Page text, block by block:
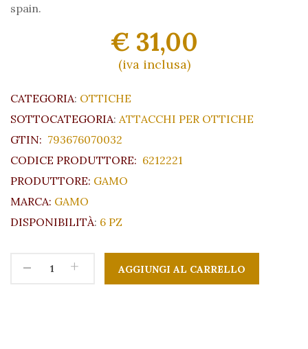
spain.
€ 31,00
(iva inclusa)
CATEGORIA: OTTICHE
SOTTOCATEGORIA: ATTACCHI PER OTTICHE
GTIN: 793676070032
CODICE PRODUTTORE: 6212221
PRODUTTORE: GAMO
MARCA: GAMO
DISPONIBILITÀ: 6 PZ
- +